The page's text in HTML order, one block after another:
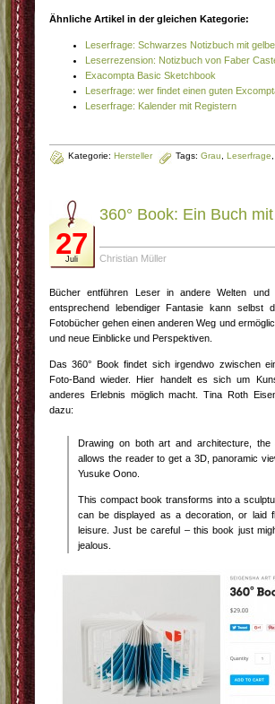
Ähnliche Artikel in der gleichen Kategorie:
Leserfrage: Schwarzes Notizbuch mit
Leserrezension: Notizbuch von Faber
Exacompta Basic Sketchbook
Leserfrage: wer findet einen guten
Leserfrage: Kalender mit Registern
Kategorie: Hersteller Tags: Grau Leserfrage
27
Juli
360° Book: Ein Buch
Christian Müller
Bücher entführen Leser in andere Welten
entsprechend lebendiger Fantasie kann selbst
Fotobücher gehen einen anderen Weg und
und neue Einblicke und Perspektiven.
Das 360° Book findet sich irgendwo zwischen
Foto-Band wieder. Hier handelt es sich um
anderes Erlebnis möglich macht. Tina Roth
dazu:
Drawing on both art and architecture, the
allows the reader to get a 3D, panoramic
Yusuke Oono.
This compact book transforms into a
can be displayed as a decoration, or laid
leisure. Just be careful – this book just
jealous.